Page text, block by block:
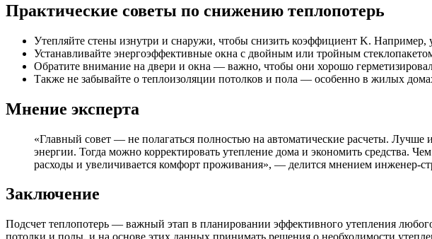
Практические советы по снижению теплопотерь
Утепляйте стены изнутри и снаружи, чтобы снизить коэффициент K.
Устанавливайте энергоэффективные окна с двойным или тройным
Обратите внимание на двери и окна — важно, чтобы они хорошо
Также не забывайте о теплоизоляции потолков и пола — особенно в жилых
Мнение эксперта
«Главный совет — не полагаться полностью на автоматические расчеты.
энергии. Тогда можно корректировать утепление дома и экономить средства.
расходы и увеличивается комфорт проживания», — делится мнением инженер-
Заключение
Подсчет теплопотерь — важный этап в планировании эффективного утепления